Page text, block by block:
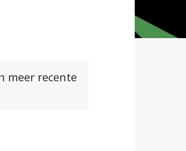
meer recente